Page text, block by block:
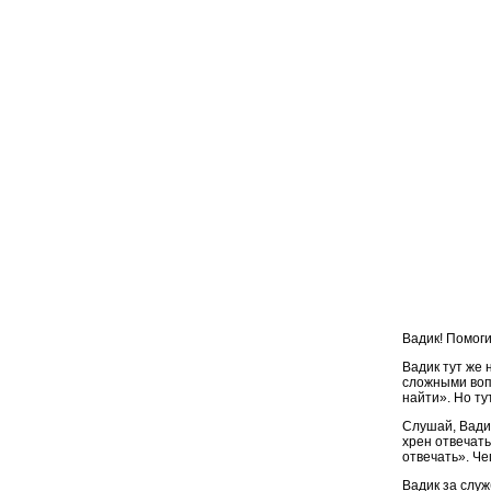
Вадик!
Вадик тут же
сложными
найти». Но
Слушай,
хрен
отвечать».
Вадик за